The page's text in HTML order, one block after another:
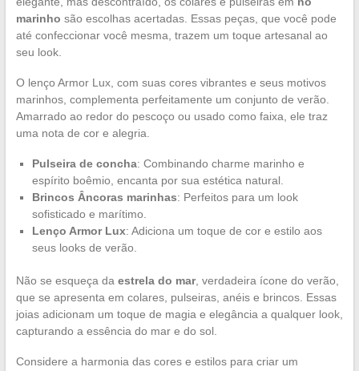
marinho são escolhas acertadas. Essas peças, que você pode
até confeccionar você mesma, trazem um toque artesanal ao
seu look.
O lenço Armor Lux, com suas cores vibrantes e seus motivos
marinhos, complementa perfeitamente um conjunto de verão.
Amarrado ao redor do pescoço ou usado como faixa, ele traz
uma nota de cor e alegria.
Pulseira de concha: Combinando charme marinho e
espírito boêmio, encanta por sua estética natural.
Brincos Âncoras marinhas: Perfeitos para um look
sofisticado e marítimo.
Lenço Armor Lux: Adiciona um toque de cor e estilo aos
seus looks de verão.
Não se esqueça da estrela do mar, verdadeira ícone do verão,
que se apresenta em colares, pulseiras, anéis e brincos. Essas
joias adicionam um toque de magia e elegância a qualquer look,
capturando a essência do mar e do sol.
Considere a harmonia das cores e estilos para criar um